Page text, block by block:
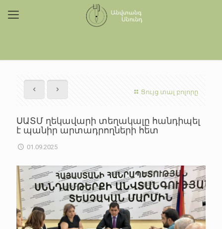
Ցույց տալ բոլորը
ՍԱՏՄ ղեկավարի տեղակալը հանդիպել
է պանիր արտադրողների հետ
01.09.2025